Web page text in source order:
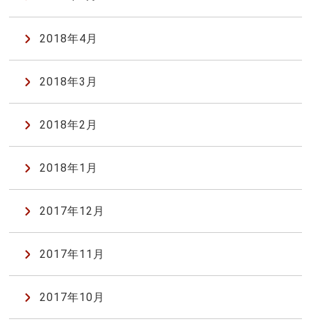
2018年4月
2018年3月
2018年2月
2018年1月
2017年12月
2017年11月
2017年10月